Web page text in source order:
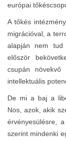
európai
A tőkés
migrációval, a
alapján nem tud
először
csupán növekvő
intellektuális
De mi a baj a
Nos, azok, akik
érvényesülésre,
szerint mindenki